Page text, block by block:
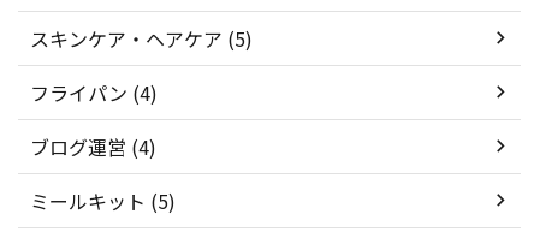
スキンケア・ヘアケア (5)
フライパン (4)
ブログ運営 (4)
ミールキット (5)